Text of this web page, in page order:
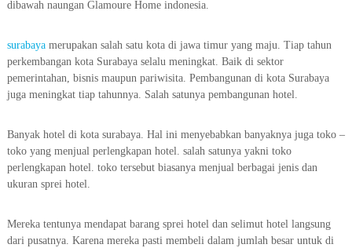
dibawah naungan Glamoure Home indonesia.
surabayamerupakan salah satu kota di jawa timur yang maju. Tiap tahun
perkembangan kota Surabaya selalu meningkat. Baik di sektor
pemerintahan, bisnis maupun pariwisita. Pembangunan di kota Surabaya
juga meningkat tiap tahunnya. Salah satunya pembangunan hotel.
Banyak hotel di kota surabaya. Hal ini menyebabkan banyaknya juga toko –
toko yang menjual perlengkapan hotel. salah satunya yakni toko
perlengkapan hotel. toko tersebut biasanya menjual berbagai jenis dan
ukuran sprei hotel.
Mereka tentunya mendapat barang sprei hotel dan selimut hotel langsung
dari pusatnya. Karena mereka pasti membeli dalam jumlah besar untuk di